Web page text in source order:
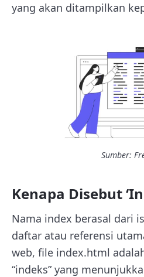
yang akan ditampilkan
Sumber:
Kenapa Disebut
Nama index berasal dari
daftar atau referensi
web, file index.html
“indeks” yang